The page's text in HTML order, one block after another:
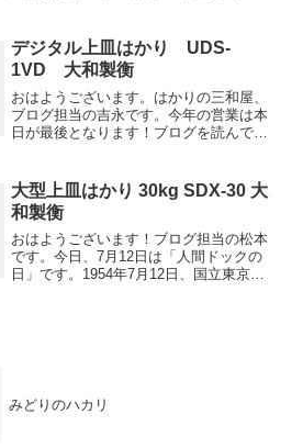
はかりの紹介です。防水型上皿はかりV-
2000シリーズで...
デジタル上皿はかり UDS-
1VD 大和製衡
おはようございます。はかりの三和屋、
ブログ担当の吉永です。今年の営業は本
日が最後となります！ブログを読んでい
も分かりやすく紹介していきたいと思い
ます年内最後は、大和製衡...
大型上皿はかり 30kg SDX-30 大
和製衡
おはようございます！ブログ担当の松本
です。今日、7月12日は「人間ドックの
日」です。1954年7月12日、国立東京第
みどりのハカリ